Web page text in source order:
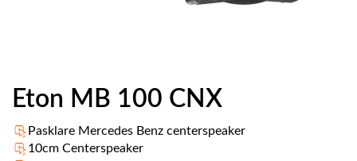
Eton MB 100 CNX
Pasklare Mercedes Benz centerspeaker
10cm Centerspeaker